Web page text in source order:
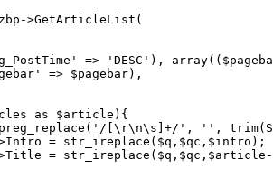
>GetArticleList(
=> 'DESC'), array(($pagebar-
=> $pagebar),
as $article){
[\r\n\s]+/', '',
= str_ireplace($q,$qc,$intro);
=